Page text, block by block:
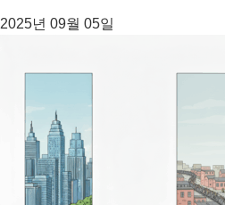
2025년 09월 05일